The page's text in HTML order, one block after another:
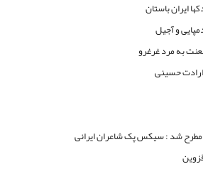
ایران باستان
و آجیل
به مرد غرغرو
حسینی
شد : سیکس پک شاعران ایرانی